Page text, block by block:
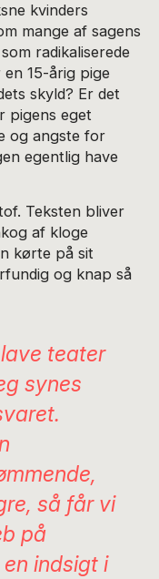
kvinders
mange af sagens
radikaliserede
15-årig pige
skyld? Er det
pigens eget
og angste for
egentlig have
Teksten bliver
af kloge
kørte på sit
og knap så
teater
synes
så får vi
på
indsigt i